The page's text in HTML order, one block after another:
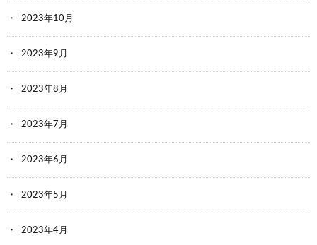
2023年10月
2023年9月
2023年8月
2023年7月
2023年6月
2023年5月
2023年4月